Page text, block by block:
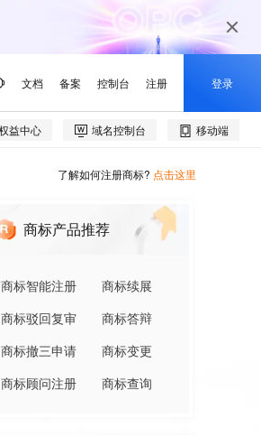
了解如何注册商标? 点击这里
商标产品推荐
商标智能注册
商标续展
商标驳回复审
商标答辩
商标撤三申请
商标变更
商标顾问注册
商标查询